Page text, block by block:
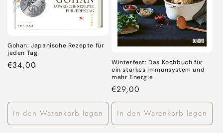
Gohan: Japanische Rezepte für
jeden Tag
Normaler
€34,00
In den Warenkorb legen
Winterfest: Das Kochbuch für
ein starkes Immunsystem und
mehr Energie
Normaler
Preis
€29,00
In den Warenkorb legen